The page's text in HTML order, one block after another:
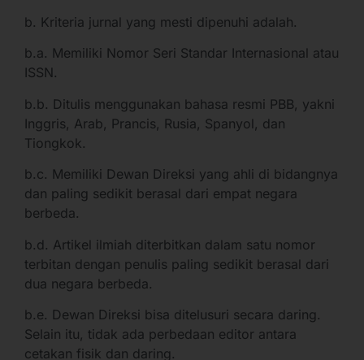
b. Kriteria jurnal yang mesti dipenuhi adalah.
b.a. Memiliki Nomor Seri Standar Internasional atau
ISSN.
b.b. Ditulis menggunakan bahasa resmi PBB, yakni
Inggris, Arab, Prancis, Rusia, Spanyol, dan
Tiongkok.
b.c. Memiliki Dewan Direksi yang ahli di bidangnya
dan paling sedikit berasal dari empat negara
berbeda.
b.d. Artikel ilmiah diterbitkan dalam satu nomor
terbitan dengan penulis paling sedikit berasal dari
dua negara berbeda.
b.e. Dewan Direksi bisa ditelusuri secara daring.
Selain itu, tidak ada perbedaan editor antara
cetakan fisik dan daring.